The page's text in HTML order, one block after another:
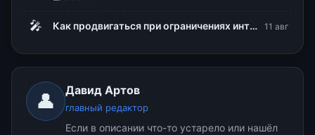
🎤 Как продвигаться при ограничениях интернета: белые списки, Директ и офлайн-конверсии 11 авг
👤 Давид Артов
главный редактор
Если в описании что-то устарело или нашёл